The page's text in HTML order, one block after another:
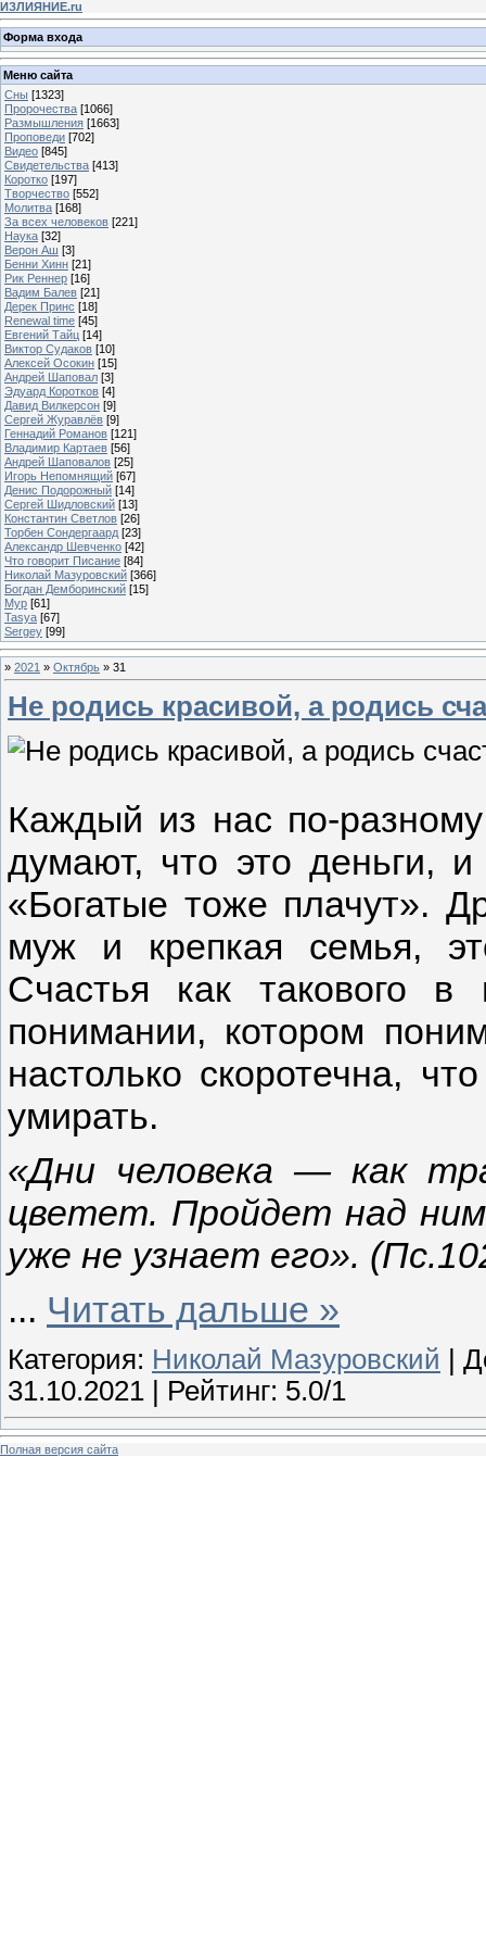
ИЗЛИЯНИЕ.ru
Форма входа
Меню сайта
Сны [1323]
Пророчества [1066]
Размышления [1663]
Проповеди [702]
Видео [845]
Свидетельства [413]
Коротко [197]
Творчество [552]
Молитва [168]
За всех человеков [221]
Наука [32]
Верон Аш [3]
Бенни Хинн [21]
Рик Реннер [16]
Вадим Балев [21]
Дерек Принс [18]
Renewal time [45]
Евгений Тайц [14]
Виктор Судаков [10]
Алексей Осокин [15]
Андрей Шаповал [3]
Эдуард Коротков [4]
Давид Вилкерсон [9]
Сергей Журавлёв [9]
Геннадий Романов [121]
Владимир Картаев [56]
Андрей Шаповалов [25]
Игорь Непомнящий [67]
Денис Подорожный [14]
Сергей Шидловский [13]
Константин Светлов [26]
Торбен Сондергаард [23]
Александр Шевченко [42]
Что говорит Писание [84]
Николай Мазуровский [366]
Богдан Демборинский [15]
Мур [61]
Tasya [67]
Sergey [99]
» 2021 » Октябрь » 31
Не родись красивой, а родись
Каждый из нас по-
думают, что это деньги,
«Богатые тоже плачут».
муж и крепкая семья,
Счастья как такового
понимании, котором
настолько скоротечна,
умирать.
«Дни человека — как
цветет. Пройдет над
уже не узнает его».
... Читать дальше »
Категория: Николай Мазуровский |
31.10.2021 | Рейтинг: 5.0/1
Полная версия сайта